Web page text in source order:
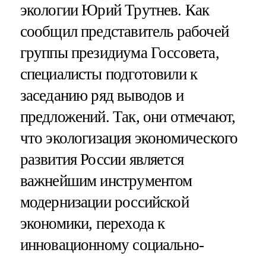
экологии Юрий Трутнев. Как
сообщил представитель рабочей
группы президиума Госсовета,
специалисты подготовили к
заседанию ряд выводов и
предложений. Так, они отмечают,
что экологизация экономического
развития России является
важнейшим инструментом
модернизации российской
экономики, перехода к
инновационному социально-